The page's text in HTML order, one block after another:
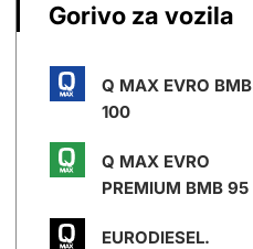
Gorivo za vozila
Q MAX EVRO BMB
100
Q MAX EVRO
PREMIUM BMB 95
EURODIESEL.